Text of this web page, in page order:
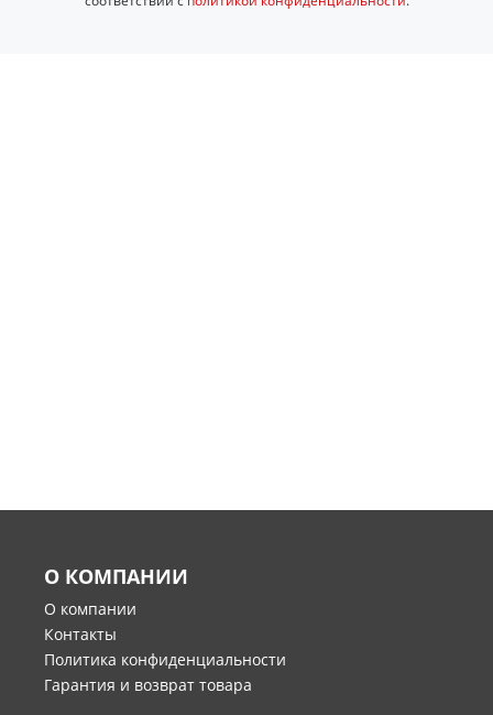
О КОМПАНИИ
О компании
Контакты
Политика конфиденциальности
Гарантия и возврат товара